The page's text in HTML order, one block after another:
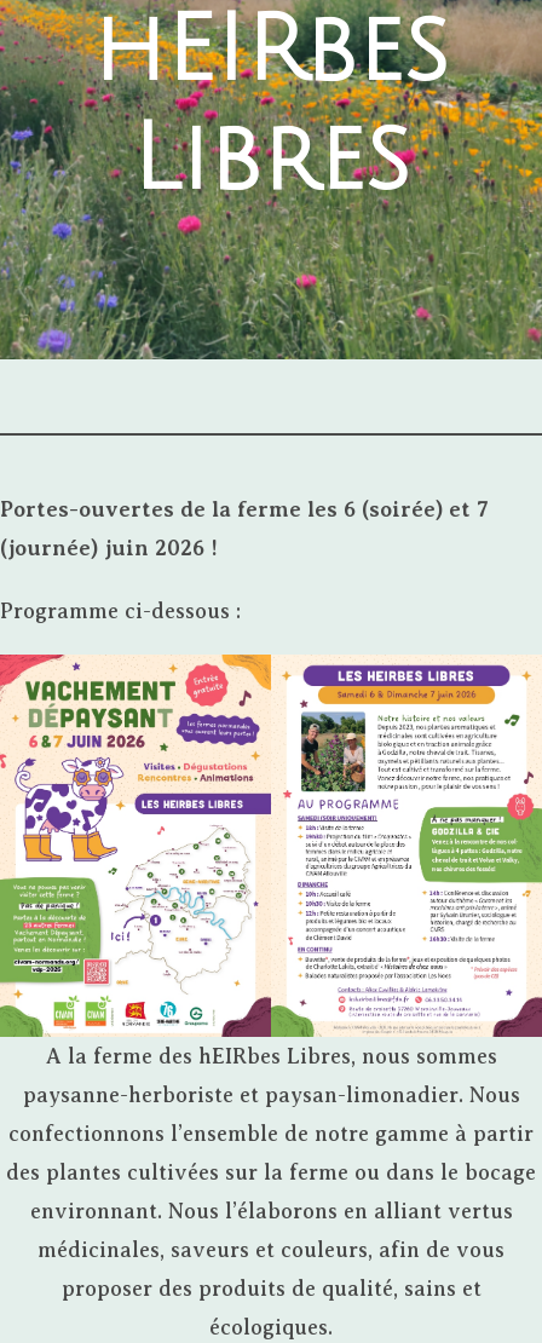
hEIRbes
Libres
Portes-ouvertes de la ferme les 6 (soirée) et 7
(journée) juin 2026 !
Programme ci-dessous :
A la ferme des hEIRbes Libres, nous sommes
paysanne-herboriste et paysan-limonadier. Nous
confectionnons l’ensemble de notre gamme à partir
des plantes cultivées sur la ferme ou dans le bocage
environnant. Nous l’élaborons en alliant vertus
médicinales, saveurs et couleurs, afin de vous
proposer des produits de qualité, sains et
écologiques.